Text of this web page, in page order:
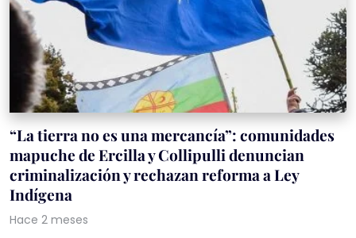
“La tierra no es una mercancía”: comunidades
mapuche de Ercilla y Collipulli denuncian
criminalización y rechazan reforma a Ley
Indígena
Hace 2 meses